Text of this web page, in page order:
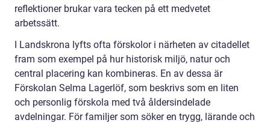
reflektioner brukar vara tecken på ett medvetet
arbetssätt.
I Landskrona lyfts ofta förskolor i närheten av citadellet
fram som exempel på hur historisk miljö, natur och
central placering kan kombineras. En av dessa är
Förskolan Selma Lagerlöf, som beskrivs som en liten
och personlig förskola med två åldersindelade
avdelningar. För familjer som söker en trygg, lärande och